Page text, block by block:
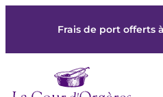
Frais de port offerts